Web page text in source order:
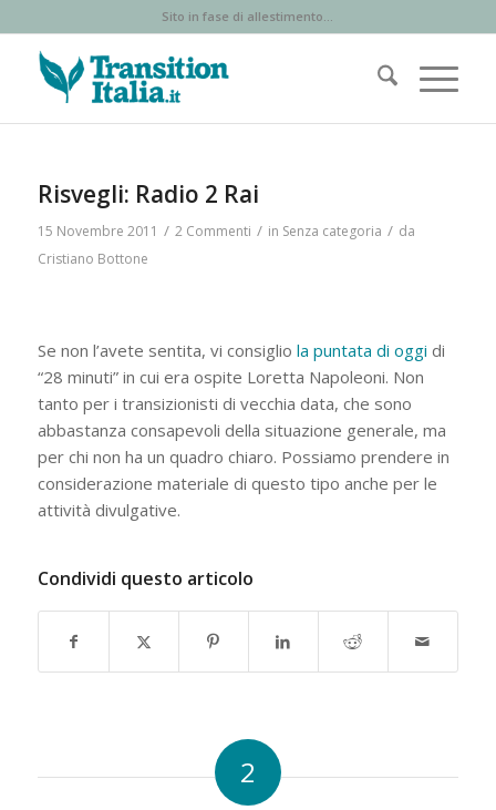
Sito in fase di allestimento...
Risvegli: Radio 2 Rai
15 Novembre 2011 / 2 Commenti / in Senza categoria / da
Cristiano Bottone
Se non l’avete sentita, vi consiglio la puntata di oggi di
“28 minuti” in cui era ospite Loretta Napoleoni. Non
tanto per i transizionisti di vecchia data, che sono
abbastanza consapevoli della situazione generale, ma
per chi non ha un quadro chiaro. Possiamo prendere in
considerazione materiale di questo tipo anche per le
attività divulgative.
Condividi questo articolo
2